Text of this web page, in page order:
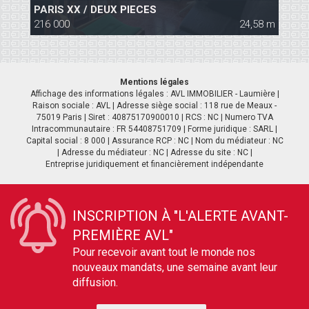
PARIS XX / DEUX PIECES
216 000
24,58 m
Mentions légales
Affichage des informations légales : AVL IMMOBILIER - Laumière |
Raison sociale : AVL | Adresse siège social : 118 rue de Meaux -
75019 Paris | Siret : 40875170900010 | RCS : NC | Numero TVA
Intracommunautaire : FR 54408751709 | Forme juridique : SARL |
Capital social : 8 000 | Assurance RCP : NC | Nom du médiateur : NC
| Adresse du médiateur : NC | Adresse du site : NC |
Entreprise juridiquement et financièrement indépendante
INSCRIPTION À "L'ALERTE AVANT-
PREMIÈRE AVL"
Pour recevoir avant tout le monde nos
nouveaux mandats, une semaine avant leur
diffusion.